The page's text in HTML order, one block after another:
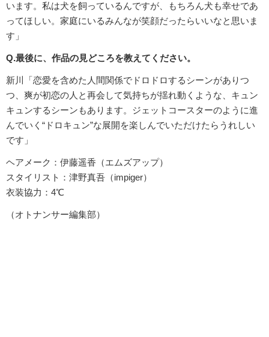
います。私は犬を飼っているんですが、もちろん犬も幸せであ
ってほしい。家庭にいるみんなが笑顔だったらいいなと思いま
す」
Q.最後に、作品の見どころを教えてください。
新川「恋愛を含めた人間関係でドロドロするシーンがありつ
つ、爽が初恋の人と再会して気持ちが揺れ動くような、キュン
キュンするシーンもあります。ジェットコースターのように進
んでいく“ドロキュン”な展開を楽しんでいただけたらうれしい
です」
ヘアメーク：伊藤遥香（エムズアップ）
スタイリスト：津野真吾（impiger）
衣装協力：4℃
（オトナンサー編集部）